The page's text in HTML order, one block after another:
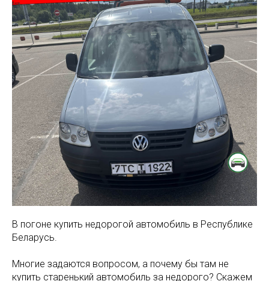
В погоне купить недорогой автомобиль в Республике
Беларусь.
Многие задаются вопросом, а почему бы там не
купить старенький автомобиль за недорого? Скажем